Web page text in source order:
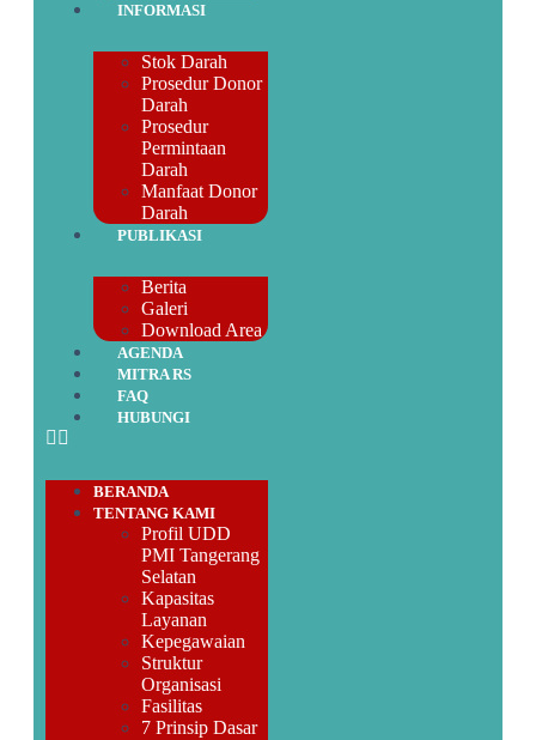
INFORMASI
Stok Darah
Prosedur Donor
Darah
Prosedur
Permintaan
Darah
Manfaat Donor
Darah
PUBLIKASI
Berita
Galeri
Download Area
AGENDA
MITRA RS
FAQ
HUBUNGI
BERANDA
TENTANG KAMI
Profil UDD
PMI Tangerang
Selatan
Kapasitas
Layanan
Kepegawaian
Struktur
Organisasi
Fasilitas
7 Prinsip Dasar